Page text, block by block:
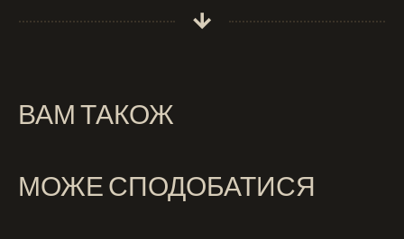
ВАМ ТАКОЖ
МОЖЕ СПОДОБАТИСЯ